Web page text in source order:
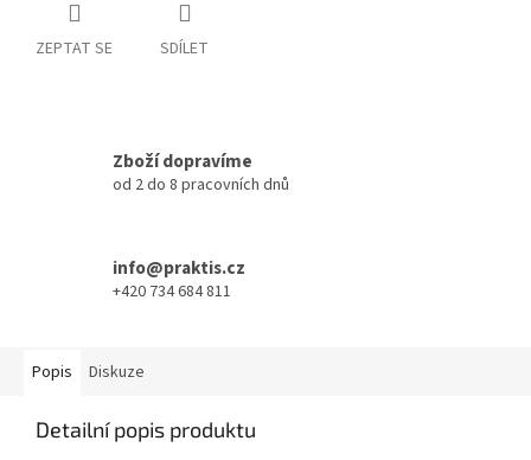
ZEPTAT SE SDÍLET
Zboží dopravíme
od 2 do 8 pracovních dnů
info@praktis.cz
+420 734 684 811
Popis Diskuze
Detailní popis produktu